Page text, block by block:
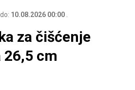
10.08.2026 00:00
za čišćenje
26,5 cm